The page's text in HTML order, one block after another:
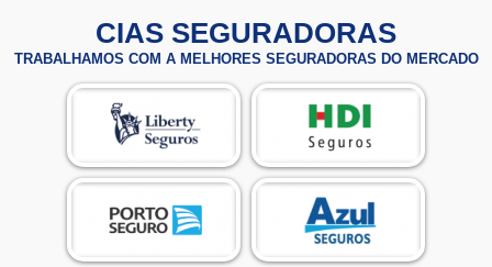
CIAS SEGURADORAS
TRABALHAMOS COM A MELHORES SEGURADORAS DO MERCADO